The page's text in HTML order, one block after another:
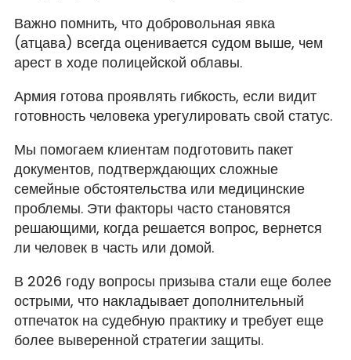
Важно помнить, что добровольная явка
(атцава) всегда оценивается судом выше, чем
арест в ходе полицейской облавы.
Армия готова проявлять гибкость, если видит
готовность человека урегулировать свой статус.
Мы помогаем клиентам подготовить пакет
документов, подтверждающих сложные
семейные обстоятельства или медицинские
проблемы. Эти факторы часто становятся
решающими, когда решается вопрос, вернется
ли человек в часть или домой.
В 2026 году вопросы призыва стали еще более
острыми, что накладывает дополнительный
отпечаток на судебную практику и требует еще
более выверенной стратегии защиты.